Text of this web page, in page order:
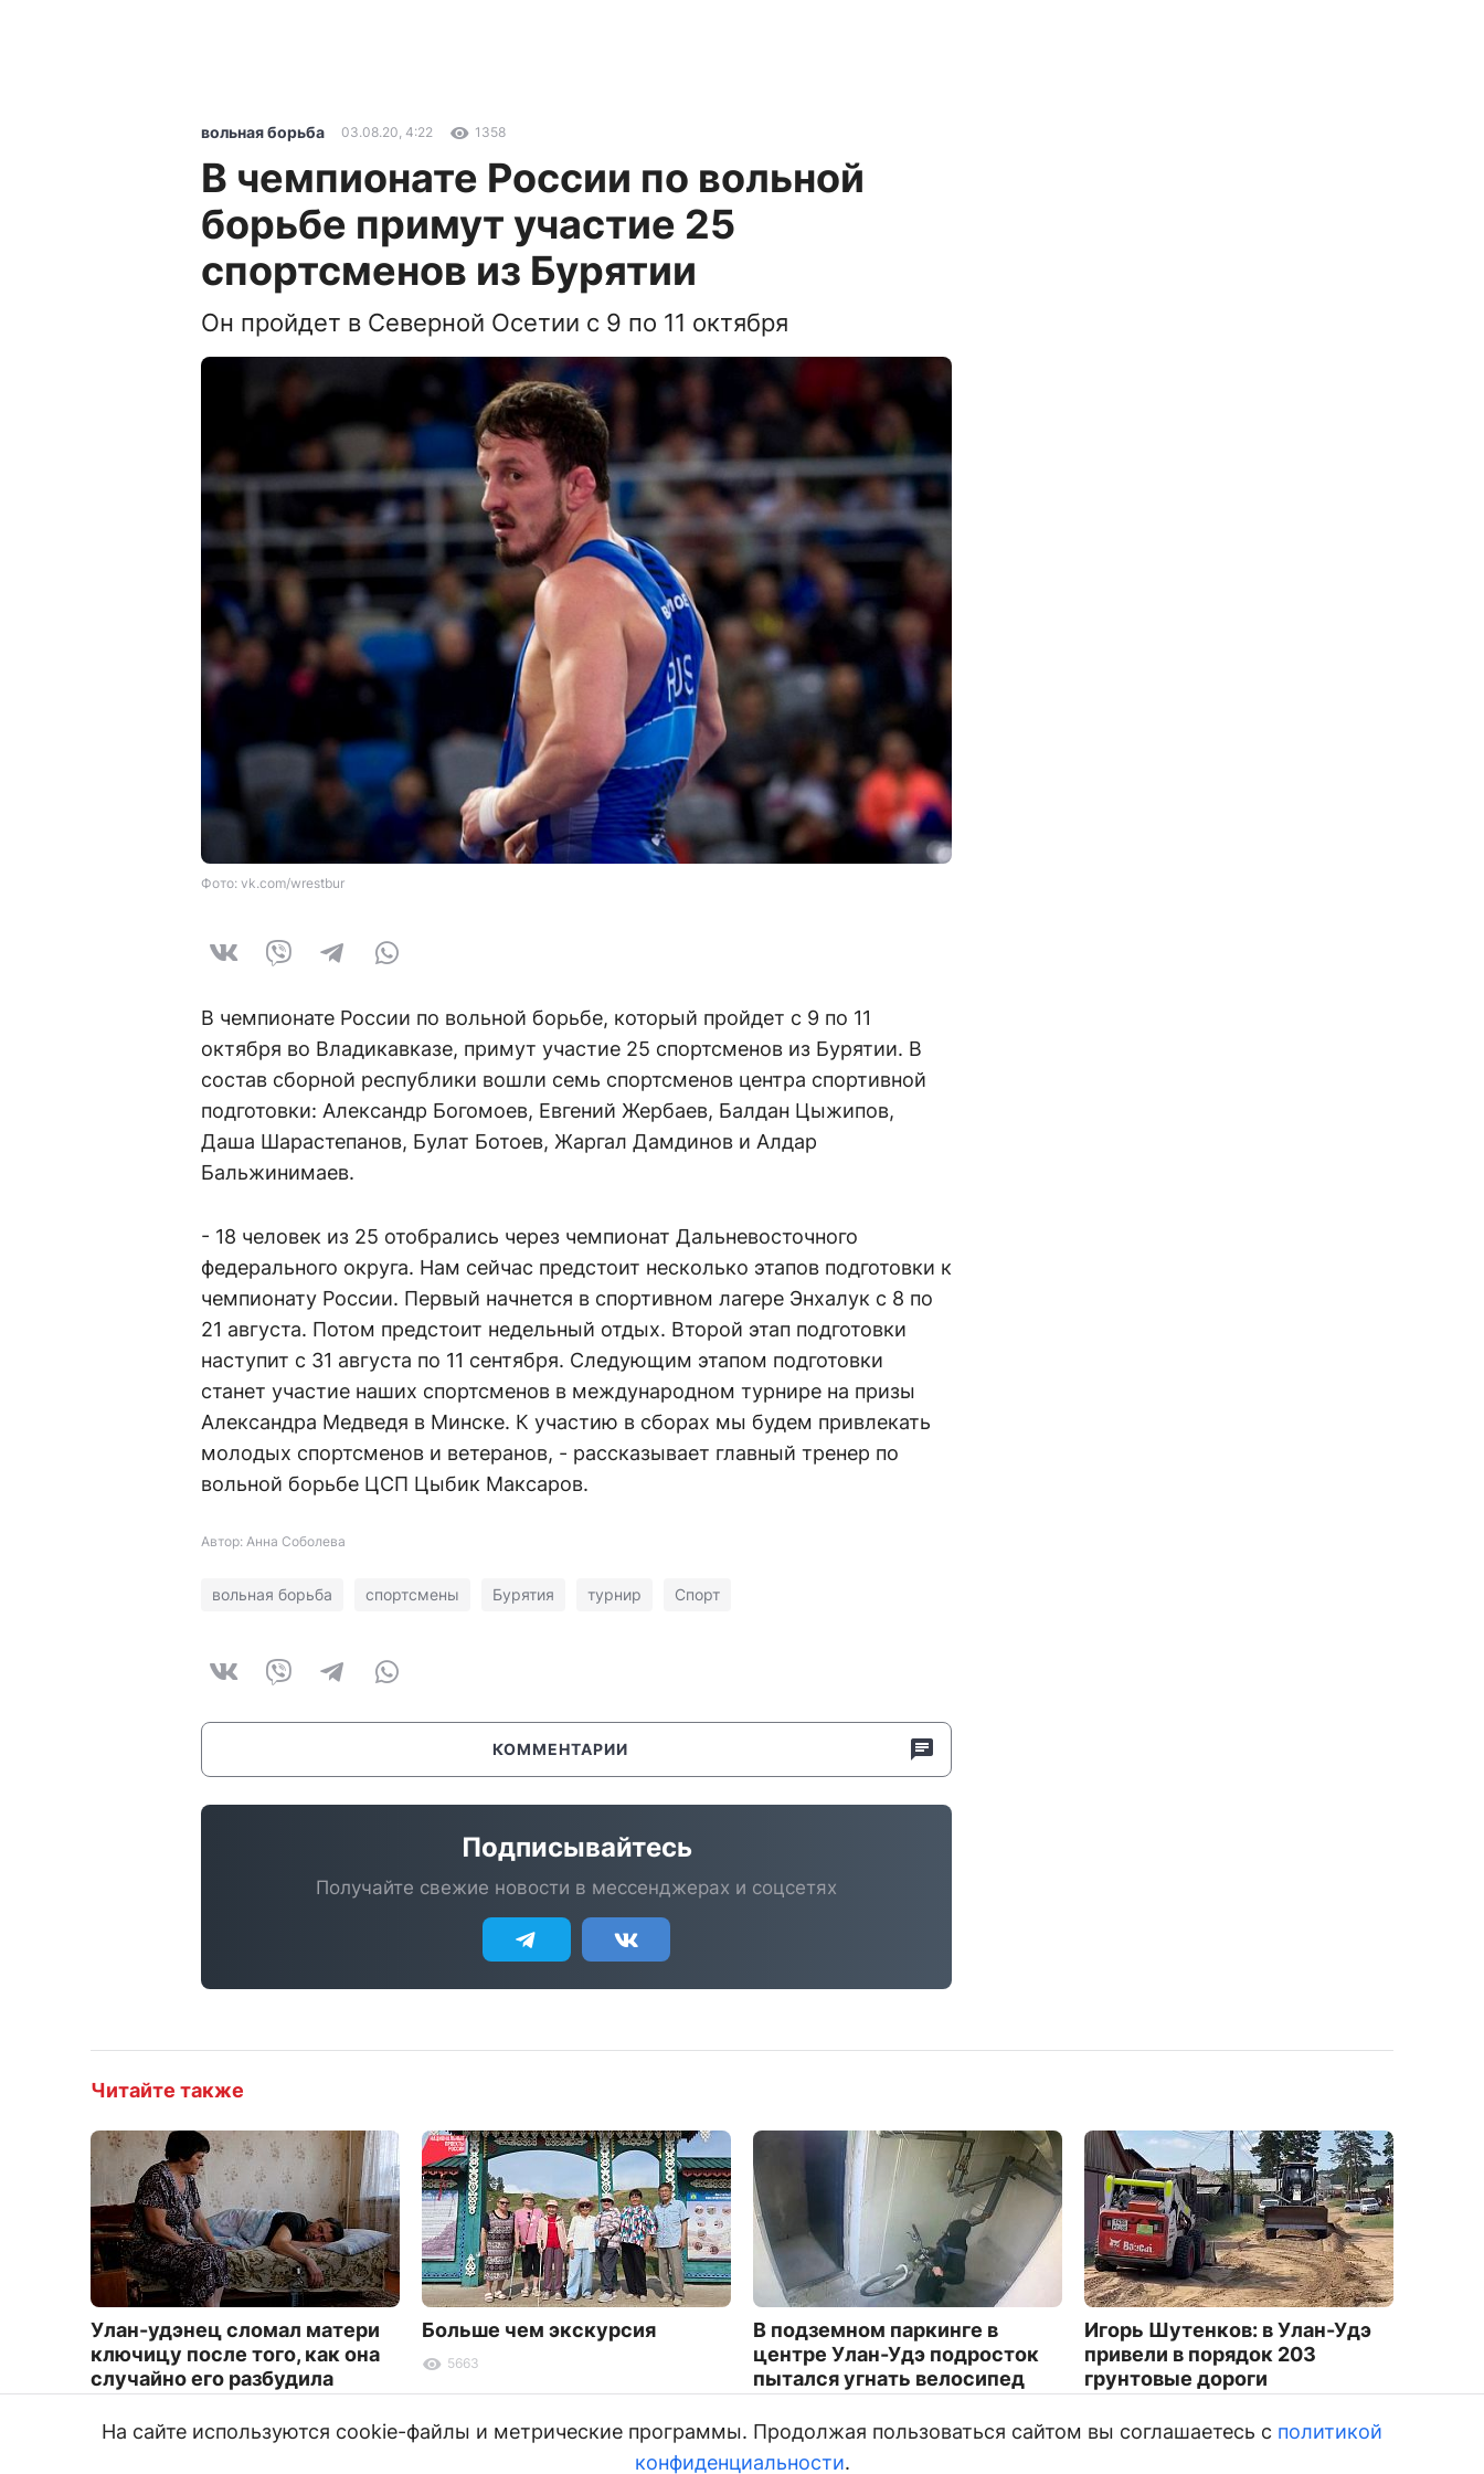
вольная борьба 03.08.20, 4:22 1358
В чемпионате России по вольной
борьбе примут участие 25
спортсменов из Бурятии
Он пройдет в Северной Осетии с 9 по 11 октября
Фото: vk.com/wrestbur
В чемпионате России по вольной борьбе, который пройдет с 9 по 11
октября во Владикавказе, примут участие 25 спортсменов из Бурятии. В
состав сборной республики вошли семь спортсменов центра спортивной
подготовки: Александр Богомоев, Евгений Жербаев, Балдан Цыжипов,
Даша Шарастепанов, Булат Ботоев, Жаргал Дамдинов и Алдар
Бальжинимаев.
- 18 человек из 25 отобрались через чемпионат Дальневосточного
федерального округа. Нам сейчас предстоит несколько этапов подготовки к
чемпионату России. Первый начнется в спортивном лагере Энхалук с 8 по
21 августа. Потом предстоит недельный отдых. Второй этап подготовки
наступит с 31 августа по 11 сентября. Следующим этапом подготовки
станет участие наших спортсменов в международном турнире на призы
Александра Медведя в Минске. К участию в сборах мы будем привлекать
молодых спортсменов и ветеранов, - рассказывает главный тренер по
вольной борьбе ЦСП Цыбик Максаров.
Автор: Анна Соболева
вольная борьба спортсмены Бурятия турнир Спорт
КОММЕНТАРИИ
Подписывайтесь
Получайте свежие новости в мессенджерах и соцсетях
Читайте также
Улан-удэнец сломал матери
ключицу после того, как она
случайно его разбудила
Больше чем экскурсия
5663
В подземном паркинге в
центре Улан-Удэ подросток
пытался угнать велосипед
Игорь Шутенков: в Улан-Удэ
привели в порядок 203
грунтовые дороги
На сайте используются cookie-файлы и метрические программы. Продолжая пользоваться сайтом вы соглашаетесь с политикой
конфиденциальности.